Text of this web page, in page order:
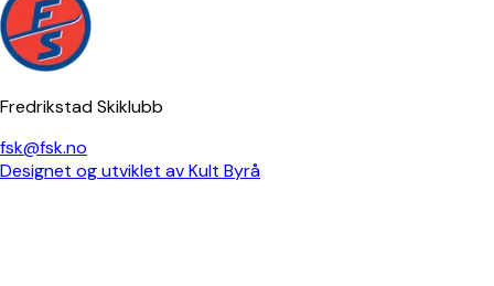
Fredrikstad Skiklubb
fsk@fsk.no
Designet og utviklet av Kult Byrå